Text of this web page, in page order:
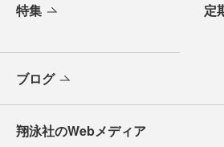
特集 定
ブログ
翔泳社のWebメディア